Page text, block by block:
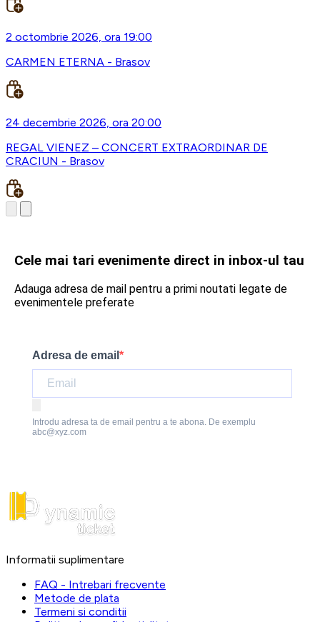
2 octombrie 2026, ora 19:00
CARMEN ETERNA - Brasov
24 decembrie 2026, ora 20:00
REGAL VIENEZ – CONCERT EXTRAORDINAR DE
CRACIUN - Brasov
Cele mai tari evenimente direct in inbox-ul tau
Adauga adresa de mail pentru a primi noutati legate de
evenimentele preferate
Adresa de email
Introdu adresa ta de email pentru a te abona. De exemplu
abc@xyz.com
Informatii suplimentare
FAQ - Intrebari frecvente
Metode de plata
Termeni si conditii